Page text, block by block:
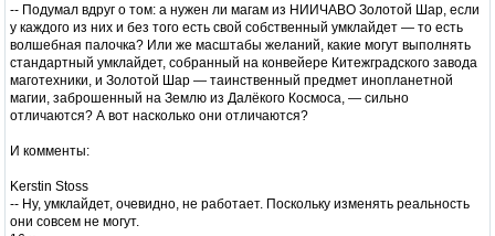
-- Подумал вдруг о том: а нужен ли магам из НИИЧАВО Золотой Шар, если
у каждого из них и без того есть свой собственный умклайдет — то есть
волшебная палочка? Или же масштабы желаний, какие могут выполнять
стандартный умклайдет, собранный на конвейере Китежградского завода
маготехники, и Золотой Шар — таинственный предмет инопланетной
магии, заброшенный на Землю из Далёкого Космоса, — сильно
отличаются? А вот насколько они отличаются?
И комменты:
Kerstin Stoss
-- Ну, умклайдет, очевидно, не работает. Поскольку изменять реальность
они совсем не могут.